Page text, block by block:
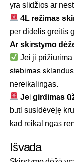
yra slidžios ar
4L režimas
per didelis greitis
Ar skirstymo
Jei ji
stebimas
nereikalingas.
Jei girdimas
būti susidėvėję
kad reikalingas
Išvada